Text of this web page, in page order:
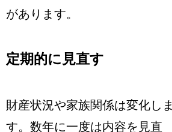
があります。
定期的に見直す
財産状況や家族関係は変化しま
す。数年に一度は内容を見直